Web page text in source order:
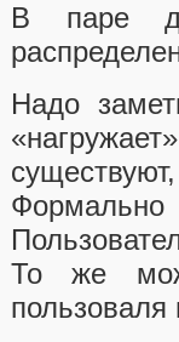
В паре
Надо
То же
пользоваля